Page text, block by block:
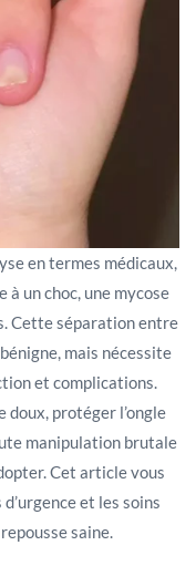
en termes médicaux,
à un choc, une mycose
Cette séparation entre
mais nécessite
et complications.
protéger l’ongle
manipulation brutale
Cet article vous
et les soins
saine.